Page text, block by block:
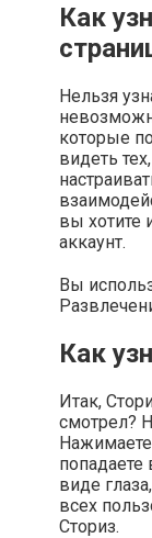
Как
Нельзя
которые
видеть
вы хотите
аккаунт.
Вы
Как
Итак,
смотрел?
виде
всех
Сториз.